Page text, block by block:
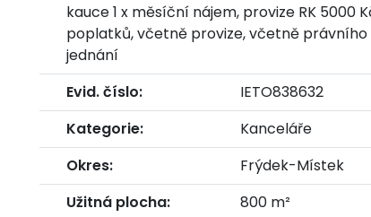
kauce 1 x měsíční nájem, provize RK 5000
poplatků, včetně provize, včetně právního
jednání
Evid. číslo:
IETO838632
Kategorie:
Kanceláře
Okres:
Frýdek-Místek
Užitná plocha:
800 m²